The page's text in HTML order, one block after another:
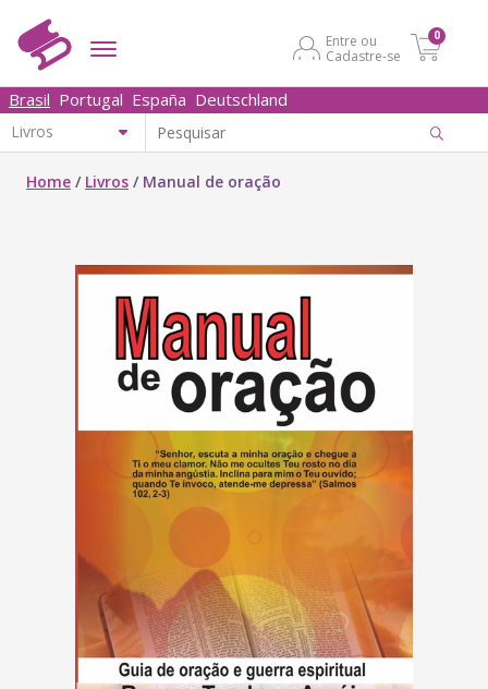
Entre ou
Cadastre-se
0
Brasil Portugal España Deutschland
Home / Livros / Manual de oração